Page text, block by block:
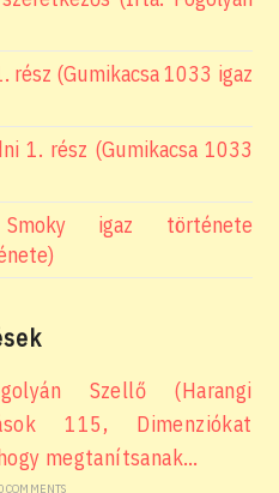
rész (Gumikacsa 1033 igaz
1. rész (Gumikacsa 1033
Smoky igaz története
Szellő (Harangi
115, Dimenziókat
megtanítsanak…
COMMENTS